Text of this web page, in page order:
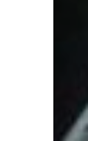
Joel Iglesias